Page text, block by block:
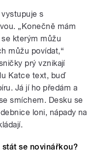
vystupuje s
„Konečně mám
kterým můžu
můžu povídat,“
prý vznikají
Katce text, buď
Já jí ho předám a
smíchem. Desku se
loni, nápady na
se novinářkou?